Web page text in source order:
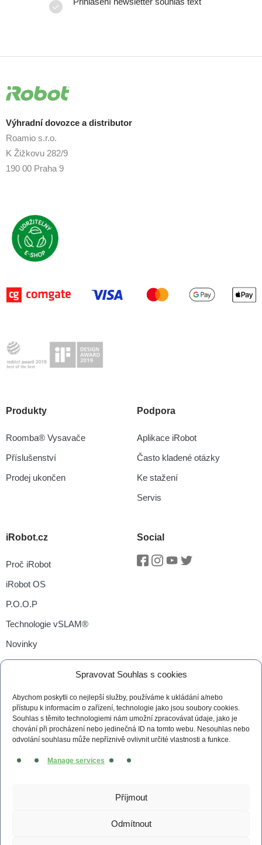
Spravovat Souhlas s cookies
Abychom poskytli co nejlepší služby, používáme k ukládání a/nebo
přístupu k informacím o zařízení, technologie jako jsou soubory cookies.
Souhlas s těmito technologiemi nám umožní zpracovávat údaje, jako je
chování při procházení nebo jedinečná ID na tomto webu. Nesouhlas nebo
odvolání souhlasu může nepříznivě ovlivnit určité vlastnosti a funkce.
Manage services
Příjmout
Odmítnout
Výhradní dovozce a distributor
Roamio s.r.o.
K Žižkovu 282/9
190 00 Praha 9
Produkty
Roomba® Vysavače
Příslušenství
Prodej ukončen
Podpora
Aplikace iRobot
Často kladené otázky
Ke stažení
Servis
iRobot.cz
Proč iRobot
iRobot OS
P.O.O.P
Technologie vSLAM®
Novinky
Tiskové zprávy
Obchodní podmínky
Zásady cookies (EU)
Social
Facebook
Instagram
Youtube
PragueCoding.cz